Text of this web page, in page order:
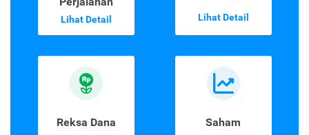
Lihat Detail Lihat Detail
Reksa Dana Saham